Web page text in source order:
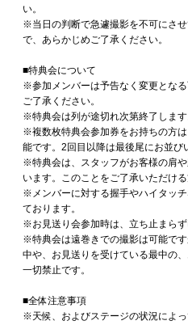
い。
※当日の判断で急遽撮影を不可にさ
で、あらかじめご了承ください。
■特典会について
※参加メンバーは予告なく変更とな
ご了承ください。
※特典会は列が途切れ次第終了します
※複数枚特典会参加券をお持ちの方
能です。2回目以降は最後尾にお並び
※特典会は、スタッフがお客様の肩
います。このことをご了承いただけ
※メンバーに対する握手やハイタッ
ております。
※お見送り会参加時は、立ち止まらず
※特典会は遠巻きでの撮影は可能で
中や、お見送りを受けている最中の
一切禁止です。
■全体注意事項
※天候、およびステージの状況によ